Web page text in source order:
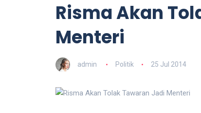
Risma Akan
Menteri
admin Politik 25 Jul 2014